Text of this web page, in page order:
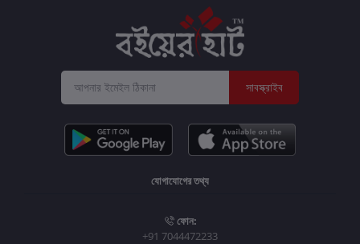
সাবস্ক্রাইব
যোগাযোগের তথ্য
ফোন:
+91 7044472233